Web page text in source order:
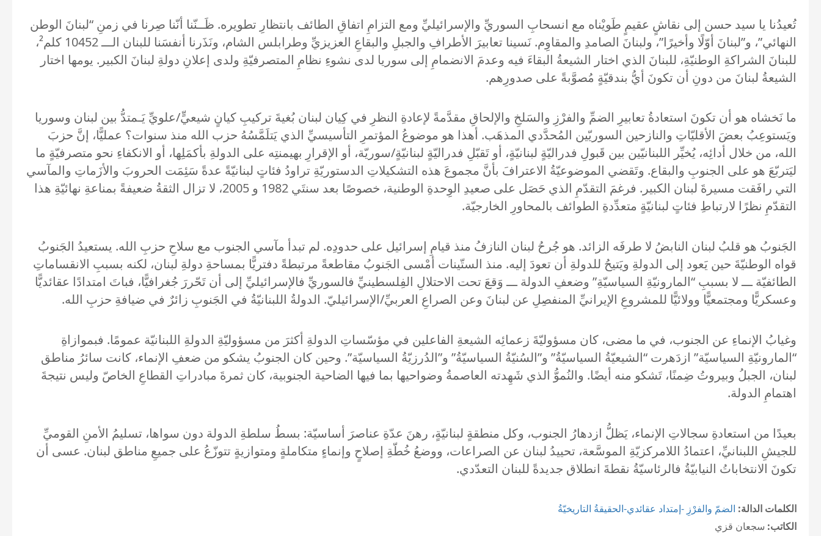
تُعيدُنا يا سيد حسن إلى نقاشٍ عقيمٍ طَويْناه مع انسحابِ السوريِّ والإسرائيليِّ ومع التزامِ اتفاقِ الطائف بانتظارِ تطويره. ظَــنّنا أنّنا صِرنا في زمنِ “لبنانَ الوطن
النهائي”، و”لبنانَ أوّلًا وأخيرًا”، ولبنانَ الصامدِ والمقاوِم. نَسينا تعابيرَ الأطرافِ والجبلِ والبقاعِ العزيزيِّ وطرابلس الشام، ونَذَرنا أنفسَنا للبنان الـــ 10452 كلم²،
للبنانَ الشراكةِ الوطنيّةِ، للبنانَ الذي اختار الشيعةُ البقاءَ فيه وعدمَ الانضمامِ إلى سوريا لدى نشوءِ نظامِ المتصرفيّةِ ولدى إعلانِ دولةِ لبنانَ الكبير. يومها اختار
الشيعةُ لبنانَ من دونِ أن تكونَ أيُّ بندقيّةٍ مُصوَّبةً على صدورِهم.
ما نَخشاه هو أن تكونَ استعادةُ تعابيرِ الضمِّ والفرْزِ والسَلخِ والإلحاقِ مقدَّمةً لإعادةِ النظرِ في كِيان لبنان بُغيةَ تركيبِ كيانٍ شيعيٍّ/علويِّ يَـمتدُّ بين لبنان وسوريا
ويَستوعِبُ بعضَ الأقليّاتِ والنازحين السوريّين المُحدَّدي المذهَب. أهذا هو موضوعُ المؤتمرِ التأسيسيِّ الذي يَتلَمَّسُهُ حزب الله منذ سنوات؟ عمليًّا، إنَّ حزبَ
الله، من خلال أدائِه، يُخيِّر اللبنانيّين بين قَبولِ فدراليّةٍ لبنانيّةٍ، أو تَقبّلِ فدراليّةٍ لبنانيّةٍ/سوريّة، أو الإقرارِ بهيمنتِه على الدولةِ بأكمَلِها، أو الانكفاءِ نحو متصرفيّةٍ ما
ليَتربّعَ هو على الجنوبِ والبقاع. وتَقضي الموضوعيّةُ الاعترافَ بأنَّ مجموعَ هذه التشكيلاتِ الدستوريّةِ تراودُ فئاتٍ لبنانيّةً عدةً سَئِمَت الحروبَ والأزَماتِ والمآسي
التي رافَقت مسيرةَ لبنان الكبير. فرغمَ التقدّمِ الذي حَصَل على صعيدِ الوِحدةِ الوطنية، خصوصًا بعد سنتَي 1982 و 2005، لا تزال الثقةُ ضعيفةً بمناعةِ نهائيّةِ هذا
التقدّمِ نظرًا لارتباطِ فئاتٍ لبنانيّةٍ متعدِّدةِ الطوائف بالمحاورِ الخارجيّة.
الجَنوبُ هو قلبُ لبنان النابضُ لا طرفَه الزائد. هو جُرحُ لبنان النازفُ منذ قيامِ إسرائيل على حدودِه. لم تبدأ مآسي الجنوب مع سلاحِ حزبِ الله. يستعيدُ الجَنوبُ
قواه الوطنيّةَ حين يَعود إلى الدولةِ ويَتيحُ للدولةِ أن تعودَ إليه. منذ الستّينات أمْسى الجَنوبُ مقاطعةً مرتبطةً دفتريًّا بمساحةِ دولةِ لبنان، لكنه بسببِ الانقساماتِ
الطائفيّة ـــ لا بسببِ “المارونيّةِ السياسيّةِ” وضعفِ الدولة ـــ وَقعَ تحت الاحتلالِ الفِلسطينيِّ فالسوريِّ فالإسرائيليِّ إلى أن تَحّررَ جُغرافيًّا، فباتَ امتدادًا عقائديًّا
وعسكريًّا ومجتمعيًّا وولائيًّا للمشروعِ الإيرانيِّ المنفصِلِ عن لبنانَ وعن الصراعِ العربيِّ/الإسرائيليّ. الدولةُ اللبنانيّةُ في الجَنوبِ زائرٌ في ضيافةِ حزبِ الله.
وغيابُ الإنماءِ عن الجنوب، في ما مضى، كان مسؤوليّةَ زعمائِه الشيعةِ الفاعلين في مؤسّساتِ الدولةِ أكثرَ من مسؤوليّةِ الدولةِ اللبنانيّة عمومًا. فبموازاةِ
“المارونيّةِ السياسيّة” ازدَهرت “الشيعيّةُ السياسيّةُ” و”السُنيّةُ السياسيّةُ” و”الدُرزيّةُ السياسيّة”. وحين كان الجنوبُ يشكو من ضعفِ الإنماء، كانت سائرُ مناطق
لبنان، الجبلُ وبيروتُ ضِمنًا، تَشكو منه أيضًا. والنُموُّ الذي شَهِدته العاصمةُ وضواحيها بما فيها الضاحية الجنوبية، كان ثمرةَ مبادراتِ القطاعِ الخاصّ وليس نتيجةَ
اهتمامِ الدولة.
بعيدًا من استعادةِ سجالاتِ الإنماء، يَظلُّ ازدهارُ الجنوب، وكل منطقةٍ لبنانيّةٍ، رهنَ عدّةِ عناصرَ أساسيّة: بسطُ سلطةِ الدولة دون سواها، تسليمُ الأمنِ القوميِّ
للجيشِ اللبنانيِّ، اعتمادُ اللامركزيّةِ الموسَّعة، تحييدُ لبنان عن الصراعات، ووضعُ خُطّةِ إصلاحٍ وإنماءٍ متكاملةٍ ومتوازيةٍ تتوزّعُ على جميعِ مناطق لبنان. عسى أن
تكونَ الانتخاباتُ النيابيّةُ فالرئاسيّةُ نقطةَ انطلاق جديدةً للبنان التعدّدي.
الكلمات الدالة: الضمّ والفرْزِ -إمتداد عقائدي-الحقيقةُ التاريخيّةُ
الكاتب: سجعان قزي